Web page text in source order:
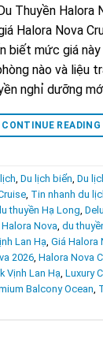
Thuyền Halora
Halora Nova
biết mức giá
nào và liệu
nghỉ dưỡng
CONTINUE READING
, Du lịch biển, Du
, Tin nhanh du
thuyền Hạ Long,
Nova, du
Lan Hạ, Giá Halora
2026, Halora Nova
Vịnh Lan Hạ, Luxury
Balcony Ocean,